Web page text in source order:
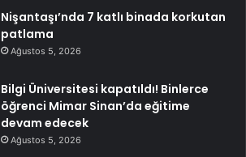
Nişantaşı’nda 7 katlı binada korkutan
patlama
Ağustos 5, 2026
Bilgi Üniversitesi kapatıldı! Binlerce
öğrenci Mimar Sinan’da eğitime
devam edecek
Ağustos 5, 2026